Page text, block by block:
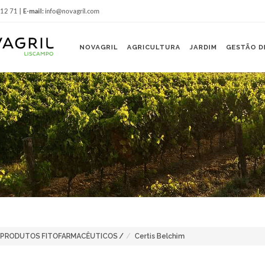
71 | E-mail:info@novagril.com
NOVAGRIL AGRICULTURA JARDIM GESTÃO
PRODUTOS FITOFARMACÊUTICOS / Certis Belchim